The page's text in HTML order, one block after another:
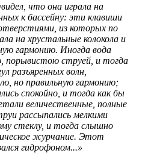
что она играла на
к бассейну: эти клавиши
из которых по
на хрустальные колокола и
гармонию. Иногда вода
порывистою струей, и тогда
разъяренных волн,
но правильную гармонию;
спокойно, и тогда как бы
величественные, полные
рассыпались мелкими
стеклу, и тогда слышно
журчание. Этот
гидрофоном...»